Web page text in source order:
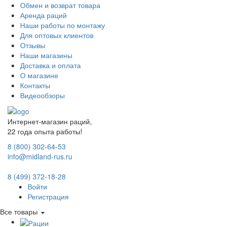
Обмен и возврат товара
Аренда раций
Наши работы по монтажу
Для оптовых клиентов
Отзывы
Наши магазины
Доставка и оплата
О магазине
Контакты
Видеообзоры
Интернет-магазин раций,
22 года опыта работы!
8 (800) 302-64-53
info@midland-rus.ru
8 (499) 372-18-28
Войти
Регистрация
Все товары